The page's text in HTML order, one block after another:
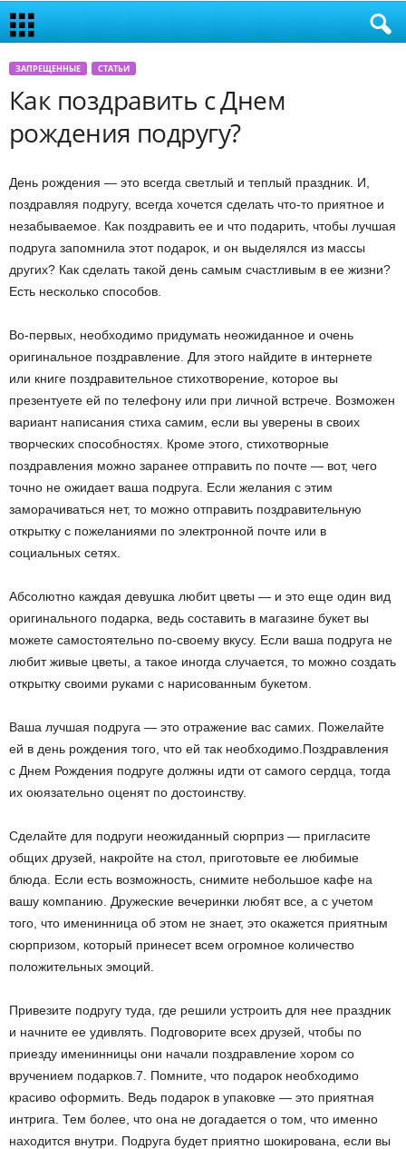
ЗАПРЕЩЕННЫЕ СТАТЬИ
Как поздравить с Днем
рождения подругу?
День рождения — это всегда светлый и теплый праздник. И,
поздравляя подругу, всегда хочется сделать что-то приятное и
незабываемое. Как поздравить ее и что подарить, чтобы лучшая
подруга запомнила этот подарок, и он выделялся из массы
других? Как сделать такой день самым счастливым в ее жизни?
Есть несколько способов.
Во-первых, необходимо придумать неожиданное и очень
оригинальное поздравление. Для этого найдите в интернете
или книге поздравительное стихотворение, которое вы
презентуете ей по телефону или при личной встрече. Возможен
вариант написания стиха самим, если вы уверены в своих
творческих способностях. Кроме этого, стихотворные
поздравления можно заранее отправить по почте — вот, чего
точно не ожидает ваша подруга. Если желания с этим
заморачиваться нет, то можно отправить поздравительную
открытку с пожеланиями по электронной почте или в
социальных сетях.
Абсолютно каждая девушка любит цветы — и это еще один вид
оригинального подарка, ведь составить в магазине букет вы
можете самостоятельно по-своему вкусу. Если ваша подруга не
любит живые цветы, а такое иногда случается, то можно создать
открытку своими руками с нарисованным букетом.
Ваша лучшая подруга — это отражение вас самих. Пожелайте
ей в день рождения того, что ей так необходимо.Поздравления
с Днем Рождения подруге должны идти от самого сердца, тогда
их оюязательно оценят по достоинству.
Сделайте для подруги неожиданный сюрприз — пригласите
общих друзей, накройте на стол, приготовьте ее любимые
блюда. Если есть возможность, снимите небольшое кафе на
вашу компанию. Дружеские вечеринки любят все, а с учетом
того, что именинница об этом не знает, это окажется приятным
сюрпризом, который принесет всем огромное количество
положительных эмоций.
Привезите подругу туда, где решили устроить для нее праздник
и начните ее удивлять. Подговорите всех друзей, чтобы по
приезду именинницы они начали поздравление хором со
вручением подарков.7. Помните, что подарок необходимо
красиво оформить. Ведь подарок в упаковке — это приятная
интрига. Тем более, что она не догадается о том, что именно
находится внутри. Подруга будет приятно шокирована, если вы